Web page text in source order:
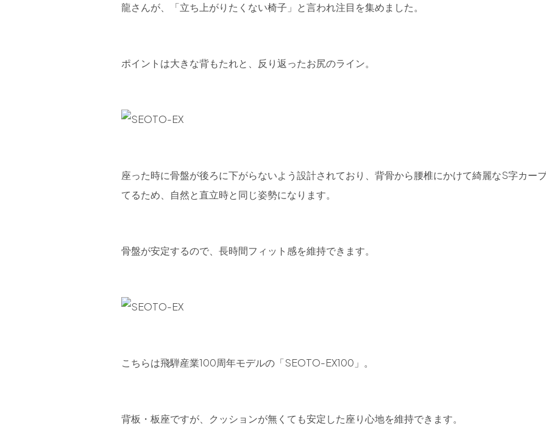
龍さんが、「立ち上がりたくない椅子」と言われ注目を集めました。
ポイントは大きな背もたれと、反り返ったお尻のライン。
座った時に骨盤が後ろに下がらないよう設計されており、背骨から腰椎にかけて綺麗なS字カー
てるため、自然と直立時と同じ姿勢になります。
骨盤が安定するので、長時間フィット感を維持できます。
こちらは飛騨産業100周年モデルの「SEOTO-EX100」。
背板・板座ですが、クッションが無くても安定した座り心地を維持できます。